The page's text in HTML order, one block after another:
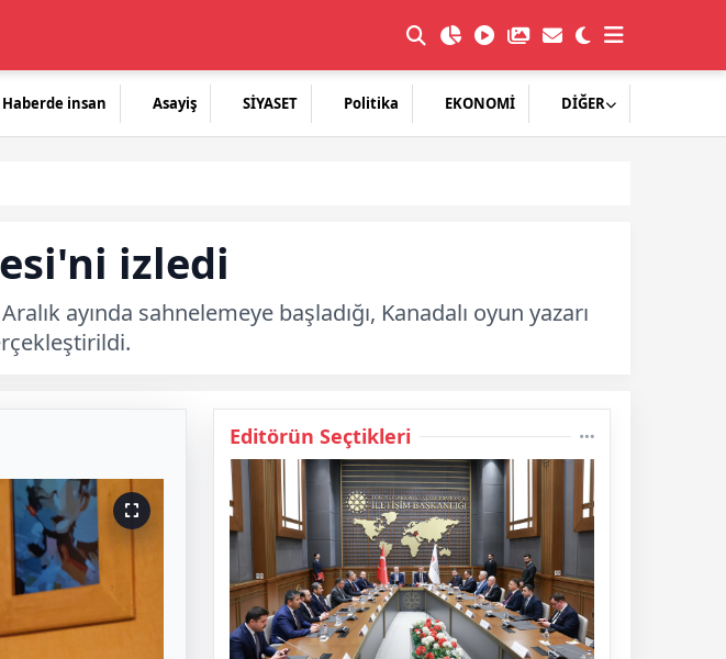
Haberde insan Asayiş SİYASET Politika EKONOMİ DİĞER
izledi
ayında sahnelemeye başladığı, Kanadalı oyun yazarı
Editörün Seçtikleri